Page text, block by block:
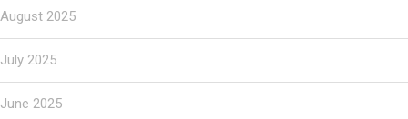
August 2025
July 2025
June 2025